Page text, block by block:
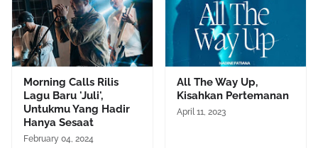
Morning Calls Rilis
Lagu Baru 'Juli',
Untukmu Yang Hadir
Hanya Sesaat
February 04, 2024
All The Way Up,
Kisahkan Pertemanan
April 11, 2023